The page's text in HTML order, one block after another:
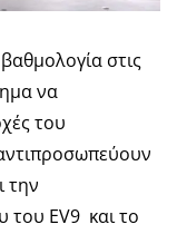
στις
να
του
την
του EV9 και το